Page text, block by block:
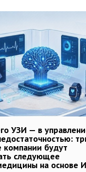
УЗИ — в
компании будут
следующее
на основе